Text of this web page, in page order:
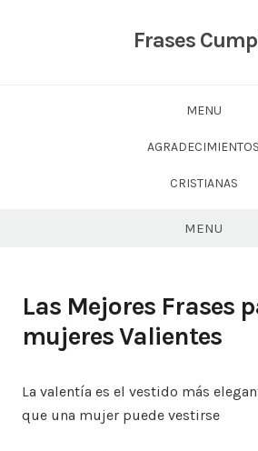
Frases
MENU
AGRADECIMIENTOS
CRISTIANAS
MENU
Las Mejores Frases
mujeres Valientes
La valentía es el vestido más
que una mujer puede vestirse